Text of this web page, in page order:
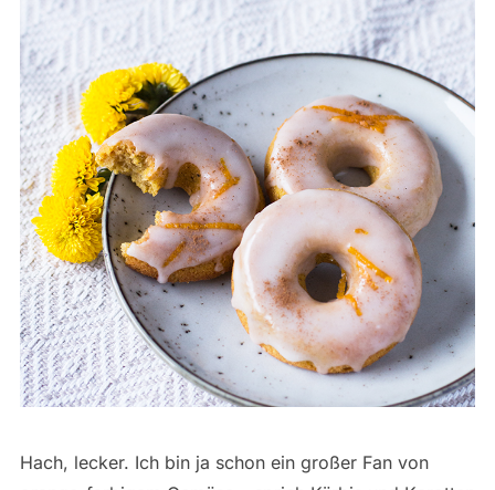
Hach, lecker. Ich bin ja schon ein großer Fan von